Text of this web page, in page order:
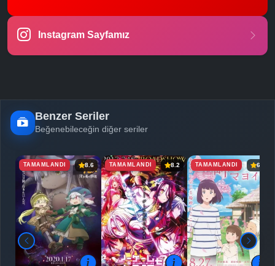
Instagram Sayfamız
Benzer Seriler
Beğenebileceğin diğer seriler
TAMAMLANDI 8.6 TAMAMLANDI 8.2 TAMAMLANDI 6.9